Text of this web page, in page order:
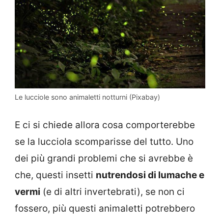
Le lucciole sono animaletti notturni (Pixabay)
E ci si chiede allora cosa comporterebbe
se la lucciola scomparisse del tutto. Uno
dei più grandi problemi che si avrebbe è
che, questi insetti nutrendosi di lumache e
vermi (e di altri invertebrati), se non ci
fossero, più questi animaletti potrebbero